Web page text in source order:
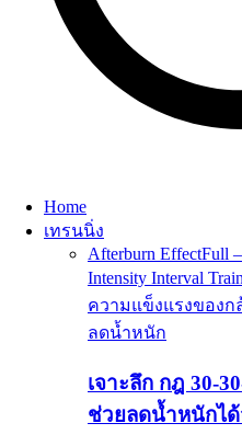
Home
เทรนนิ่ง
Afterburn EffectFull
Intensity Interval
ความแข็งแรงของก
ลดน้ำหนัก
เจาะลึก กฎ 30-
ช่วยลดน้ำหนักได้